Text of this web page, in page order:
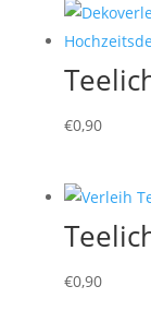
€0,90
€0,90